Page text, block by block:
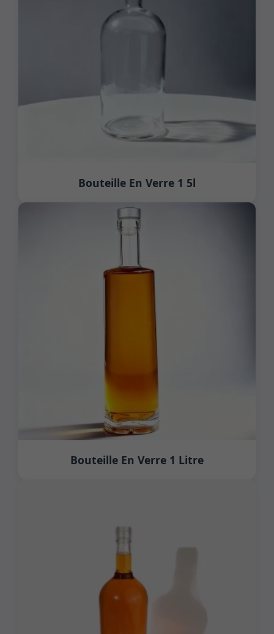
Bouteille En Verre 1 5l
Bouteille En Verre 1 Litre